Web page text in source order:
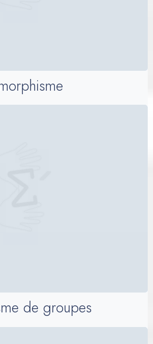
de groupes